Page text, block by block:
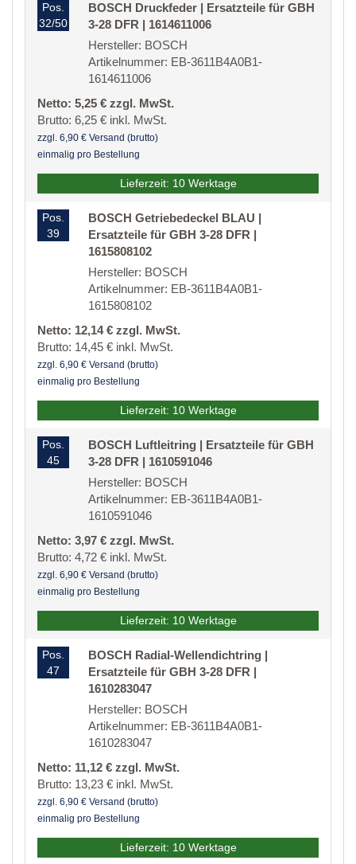
Pos.
32/50
BOSCH Druckfeder | Ersatzteile für GBH
3-28 DFR | 1614611006
Hersteller: BOSCH
Artikelnummer: EB-3611B4A0B1-
1614611006
Netto: 5,25 € zzgl. MwSt.
Brutto: 6,25 € inkl. MwSt.
zzgl. 6,90 € Versand (brutto)
einmalig pro Bestellung
Lieferzeit: 10 Werktage
Pos.
39
BOSCH Getriebedeckel BLAU |
Ersatzteile für GBH 3-28 DFR |
1615808102
Hersteller: BOSCH
Artikelnummer: EB-3611B4A0B1-
1615808102
Netto: 12,14 € zzgl. MwSt.
Brutto: 14,45 € inkl. MwSt.
zzgl. 6,90 € Versand (brutto)
einmalig pro Bestellung
Lieferzeit: 10 Werktage
Pos.
45
BOSCH Luftleitring | Ersatzteile für GBH
3-28 DFR | 1610591046
Hersteller: BOSCH
Artikelnummer: EB-3611B4A0B1-
1610591046
Netto: 3,97 € zzgl. MwSt.
Brutto: 4,72 € inkl. MwSt.
zzgl. 6,90 € Versand (brutto)
einmalig pro Bestellung
Lieferzeit: 10 Werktage
Pos.
47
BOSCH Radial-Wellendichtring |
Ersatzteile für GBH 3-28 DFR |
1610283047
Hersteller: BOSCH
Artikelnummer: EB-3611B4A0B1-
1610283047
Netto: 11,12 € zzgl. MwSt.
Brutto: 13,23 € inkl. MwSt.
zzgl. 6,90 € Versand (brutto)
einmalig pro Bestellung
Lieferzeit: 10 Werktage